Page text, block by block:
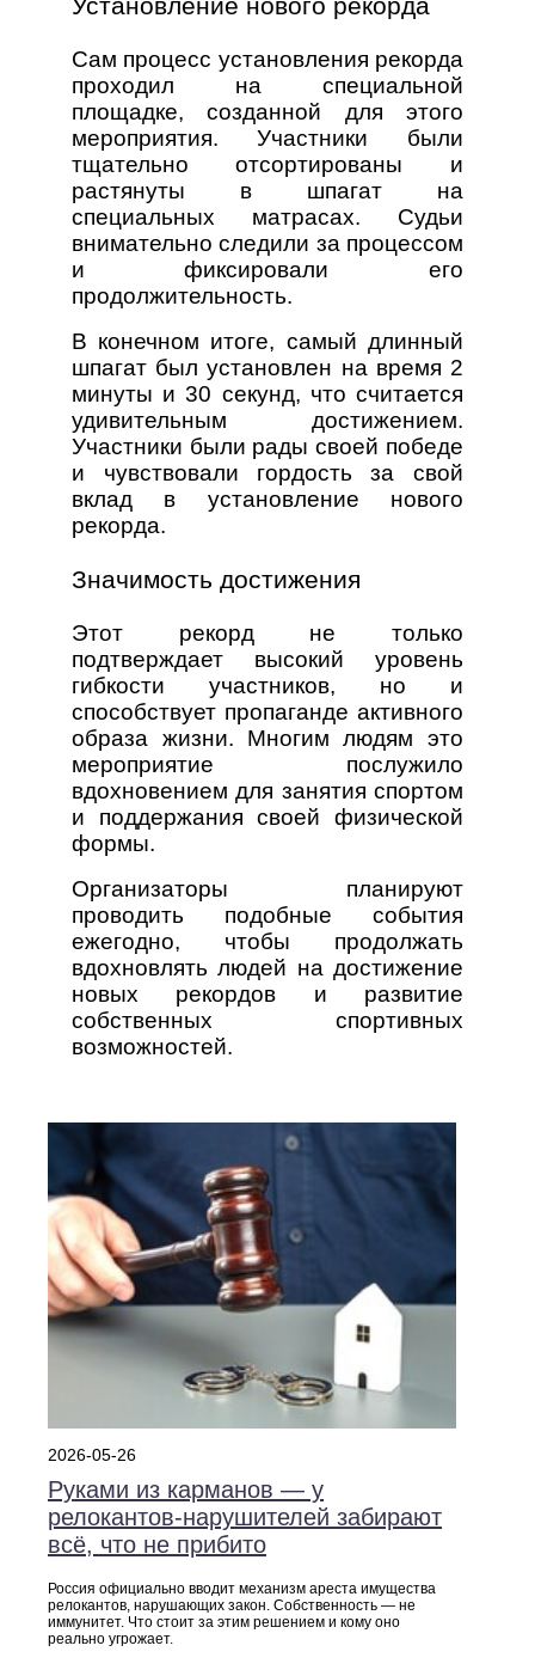
Сам процесс установления рекорда
проходил на специальной
площадке, созданной для этого
мероприятия. Участники были
тщательно отсортированы и
растянуты в шпагат на
специальных матрасах. Судьи
внимательно следили за процессом
и фиксировали его
продолжительность.
В конечном итоге, самый длинный
шпагат был установлен на время 2
минуты и 30 секунд, что считается
удивительным достижением.
Участники были рады своей победе
и чувствовали гордость за свой
вклад в установление нового
рекорда.
Значимость достижения
Этот рекорд не только
подтверждает высокий уровень
гибкости участников, но и
способствует пропаганде активного
образа жизни. Многим людям это
мероприятие послужило
вдохновением для занятия спортом
и поддержания своей физической
формы.
Организаторы планируют
проводить подобные события
ежегодно, чтобы продолжать
вдохновлять людей на достижение
новых рекордов и развитие
собственных спортивных
возможностей.
2026-05-26
Руками из карманов — у
релокантов-нарушителей забирают
всё, что не прибито
Россия официально вводит механизм ареста имущества
релокантов, нарушающих закон. Собственность — не
иммунитет. Что стоит за этим решением и кому оно
реально угрожает.